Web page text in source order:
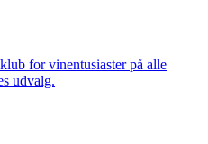
for vinentusiaster på alle
udvalg.